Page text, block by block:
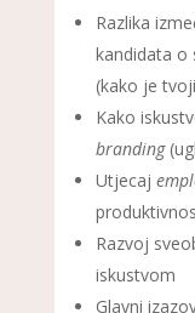
Razlika
kandidata o
(kako je
Kako
branding
Utjecaj
Razvoj
iskustvom
Glavni